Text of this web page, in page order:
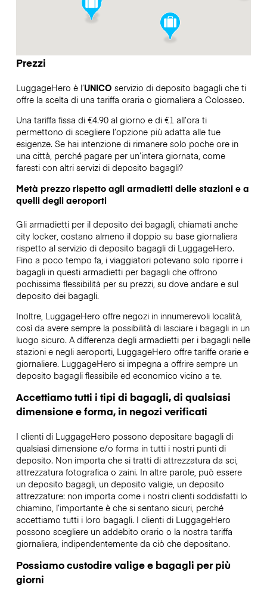
Prezzi
LuggageHero è l’UNICO servizio di deposito bagagli che ti
offre la scelta di una tariffa oraria o giornaliera a Colosseo.
Una tariffa fissa di €4.90 al giorno e di €1 all’ora ti
permettono di scegliere l’opzione più adatta alle tue
esigenze. Se hai intenzione di rimanere solo poche ore in
una città, perché pagare per un’intera giornata, come
faresti con altri servizi di deposito bagagli?
Metà prezzo rispetto agli armadietti delle stazioni e a
quelli degli aeroporti
Gli armadietti per il deposito dei bagagli, chiamati anche
city locker, costano almeno il doppio su base giornaliera
rispetto al servizio di deposito bagagli di LuggageHero.
Fino a poco tempo fa, i viaggiatori potevano solo riporre i
bagagli in questi armadietti per bagagli che offrono
pochissima flessibilità per su prezzi, su dove andare e sul
deposito dei bagagli.
Inoltre, LuggageHero offre negozi in innumerevoli località,
così da avere sempre la possibilità di lasciare i bagagli in un
luogo sicuro. A differenza degli armadietti per i bagagli nelle
stazioni e negli aeroporti, LuggageHero offre tariffe orarie e
giornaliere. LuggageHero si impegna a offrire sempre un
deposito bagagli flessibile ed economico vicino a te.
Accettiamo tutti i tipi di bagagli, di qualsiasi
dimensione e forma, in negozi verificati
I clienti di LuggageHero possono depositare bagagli di
qualsiasi dimensione e/o forma in tutti i nostri punti di
deposito. Non importa che si tratti di attrezzatura da sci,
attrezzatura fotografica o zaini. In altre parole, può essere
un deposito bagagli, un deposito valigie, un deposito
attrezzature: non importa come i nostri clienti soddisfatti lo
chiamino, l’importante è che si sentano sicuri, perché
accettiamo tutti i loro bagagli. I clienti di LuggageHero
possono scegliere un addebito orario o la nostra tariffa
giornaliera, indipendentemente da ciò che depositano.
Possiamo custodire valige e bagagli per più
giorni